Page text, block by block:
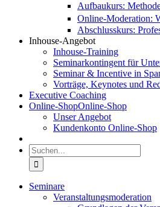
Aufbaukurs:
Online-Moderation:
Abschlusskurs:
Inhouse-Angebot
Inhouse-Training
Seminarkontingent für
Seminar & Incentive in
Vorträge, Keynotes und
Executive Coaching
Online-ShopOnline-Shop
Unser Angebot
Kundenkonto Online-Shop
Suche
nach:
Seminare
Veranstaltungsmoderation